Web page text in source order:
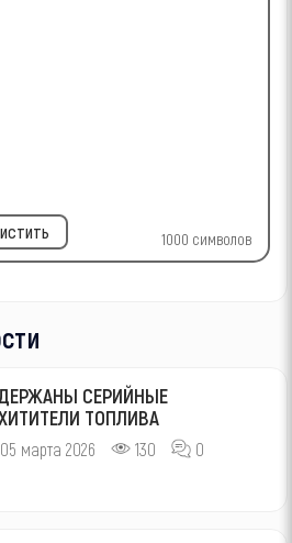
1000 символов
СЕРИЙНЫЕ
ТОПЛИВА
05 марта 2026 130 0